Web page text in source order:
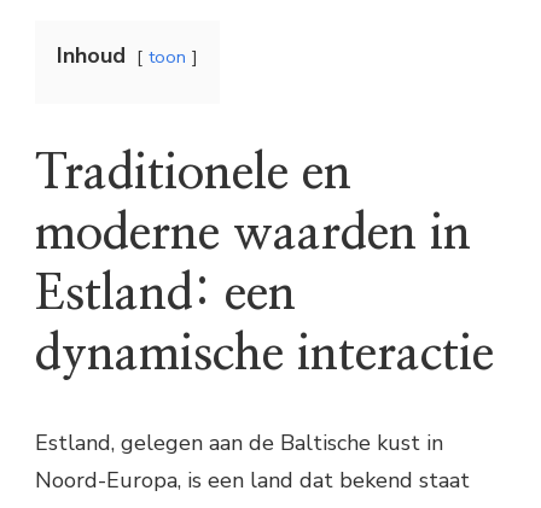
Inhoud toon
Traditionele en
moderne waarden in
Estland: een
dynamische interactie
Estland, gelegen aan de Baltische kust in
Noord-Europa, is een land dat bekend staat